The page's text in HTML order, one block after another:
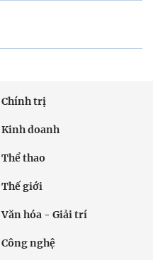
Chính trị
Kinh doanh
Thể thao
Thế giới
Văn hóa - Giải trí
Công nghệ